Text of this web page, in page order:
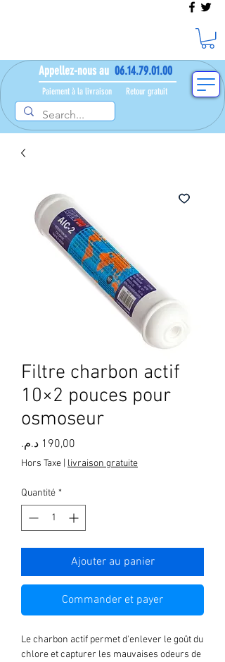
Appellez-nous au 06.14.79.01.00
Paiement à la livraison​ ​ Retour gratuit
Filtre charbon actif
10×2 pouces pour
osmoseur
Hors Taxe livraison gratuite
Quantité *
Ajouter au panier
Commander et payer
Le charbon actif permet d'enlever le goût du
chlore et capturer les mauvaises odeurs de